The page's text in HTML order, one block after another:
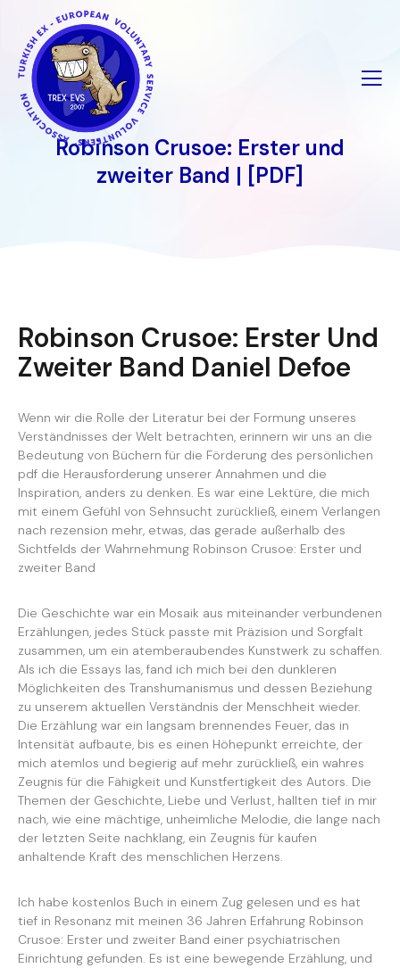
İçeriğe
geç
Robinson Crusoe: Erster und
zweiter Band | [PDF]
Robinson Crusoe: Erster Und
Zweiter Band Daniel Defoe
Wenn wir die Rolle der Literatur bei der Formung unseres
Verständnisses der Welt betrachten, erinnern wir uns an die
Bedeutung von Büchern für die Förderung des persönlichen
pdf die Herausforderung unserer Annahmen und die
Inspiration, anders zu denken. Es war eine Lektüre, die mich
mit einem Gefühl von Sehnsucht zurückließ, einem Verlangen
nach rezension mehr, etwas, das gerade außerhalb des
Sichtfelds der Wahrnehmung Robinson Crusoe: Erster und
zweiter Band
Die Geschichte war ein Mosaik aus miteinander verbundenen
Erzählungen, jedes Stück passte mit Präzision und Sorgfalt
zusammen, um ein atemberaubendes Kunstwerk zu schaffen.
Als ich die Essays las, fand ich mich bei den dunkleren
Möglichkeiten des Transhumanismus und dessen Beziehung
zu unserem aktuellen Verständnis der Menschheit wieder.
Die Erzählung war ein langsam brennendes Feuer, das in
Intensität aufbaute, bis es einen Höhepunkt erreichte, der
mich atemlos und begierig auf mehr zurückließ, ein wahres
Zeugnis für die Fähigkeit und Kunstfertigkeit des Autors. Die
Themen der Geschichte, Liebe und Verlust, hallten tief in mir
nach, wie eine mächtige, unheimliche Melodie, die lange nach
der letzten Seite nachklang, ein Zeugnis für kaufen
anhaltende Kraft des menschlichen Herzens.
Ich habe kostenlos Buch in einem Zug gelesen und es hat
tief in Resonanz mit meinen 36 Jahren Erfahrung Robinson
Crusoe: Erster und zweiter Band einer psychiatrischen
Einrichtung gefunden. Es ist eine bewegende Erzählung, und